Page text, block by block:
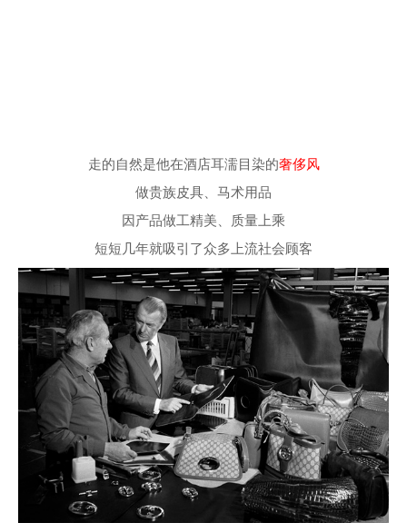
走的自然是他在酒店耳濡目染的奢侈风
做贵族皮具、马术用品
因产品做工精美、质量上乘
短短几年就吸引了众多上流社会顾客